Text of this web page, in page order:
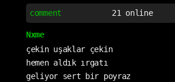
comment 21 online
Nxme
çekin uşaklar çekin
hemen aldık ırgatı
geliyor sert bir poyraz